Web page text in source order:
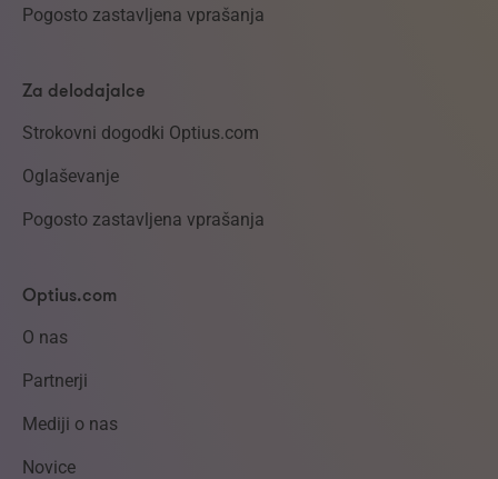
Pogosto zastavljena vprašanja
Za delodajalce
Strokovni dogodki Optius.com
Oglaševanje
Pogosto zastavljena vprašanja
Optius.com
O nas
Partnerji
Mediji o nas
Novice